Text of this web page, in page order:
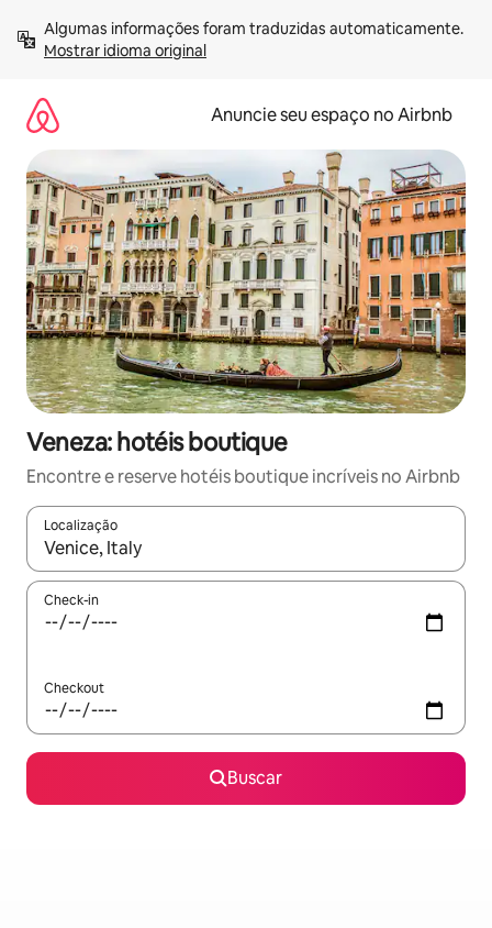
para
Mostrar idioma original
Anuncie seu espaço no Airbnb
Veneza: hotéis boutique
Encontre e reserve hotéis boutique incríveis no Airbnb
Localização
Quando os resultados estiverem disponíveis, explore-os
Check-in
Checkout
Buscar